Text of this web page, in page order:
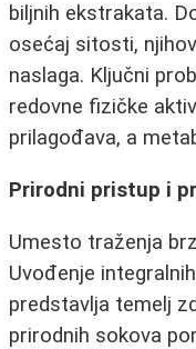
biljnih ekstrakata.
osećaj sitosti,
naslaga. Ključni
redovne fizičke
prilagođava, a
Prirodni pristup i
Umesto traženja
Uvođenje
predstavlja temelj
prirodnih sokova